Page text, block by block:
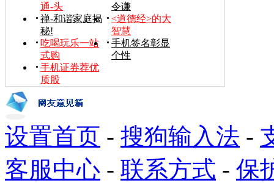
通-头
令谦
禅-和谐家庭揭
秘!
<道德经>的大
智慧
吃喝玩乐一站
式购
手机签名彰显
个性
手机证券荐优
质股
设置首页 - 搜狗输入法 -
客服中心 - 联系方式 - 保